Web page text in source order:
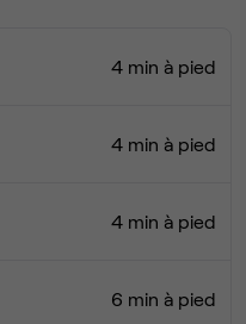
4 min à pied
4 min à pied
4 min à pied
6 min à pied